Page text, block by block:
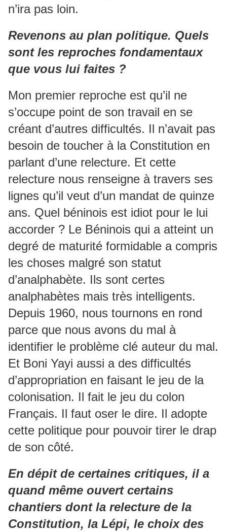
n’ira pas loin.
Revenons au plan politique. Quels
sont les reproches fondamentaux
que vous lui faites ?
Mon premier reproche est qu’il ne
s’occupe point de son travail en se
créant d’autres difficultés. Il n’avait pas
besoin de toucher à la Constitution en
parlant d’une relecture. Et cette
relecture nous renseigne à travers ses
lignes qu’il veut d’un mandat de quinze
ans. Quel béninois est idiot pour le lui
accorder ? Le Béninois qui a atteint un
degré de maturité formidable a compris
les choses malgré son statut
d’analphabète. Ils sont certes
analphabètes mais très intelligents.
Depuis 1960, nous tournons en rond
parce que nous avons du mal à
identifier le problème clé auteur du mal.
Et Boni Yayi aussi a des difficultés
d’appropriation en faisant le jeu de la
colonisation. Il fait le jeu du colon
Français. Il faut oser le dire. Il adopte
cette politique pour pouvoir tirer le drap
de son côté.
En dépit de certaines critiques, il a
quand même ouvert certains
chantiers dont la relecture de la
Constitution, la Lépi, le choix des